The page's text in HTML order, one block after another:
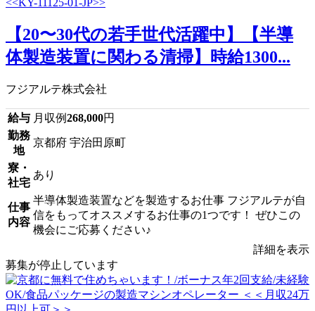
【20〜30代の若手世代活躍中】【半導
体製造装置に関わる清掃】時給1300...
フジアルテ株式会社
給与 月収例268,000円
勤務
地
京都府 宇治田原町
寮・
社宅
あり
仕事
内容
半導体製造装置などを製造するお仕事 フジアルテが自
信をもってオススメするお仕事の1つです！ ぜひこの
機会にご応募ください♪
詳細を表示
募集が停止しています